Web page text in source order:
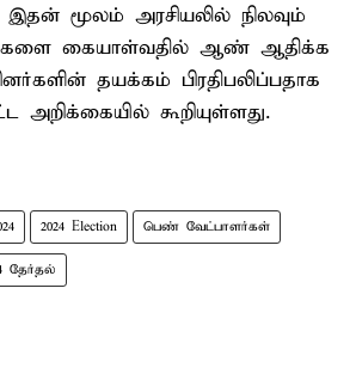
இதன் மூலம் அரசியலில் நிலவும்
கையாள்வதில் ஆண் ஆதிக்க
தயக்கம் பிரதிபலிப்பதாக
அறிக்கையில் கூறியுள்ளது.
2024 Election பெண் வேட்பாளர்கள்
தேர்தல்